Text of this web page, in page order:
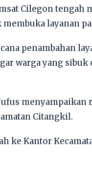
Cilegon
layanan
penambahan
warga yang sibuk
menyampaikan
Citangkil.
ke Kantor